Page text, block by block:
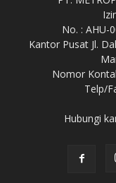
No. : AHU-
Kantor Pusat Jl.
Nomor
Telp/
Hubungi